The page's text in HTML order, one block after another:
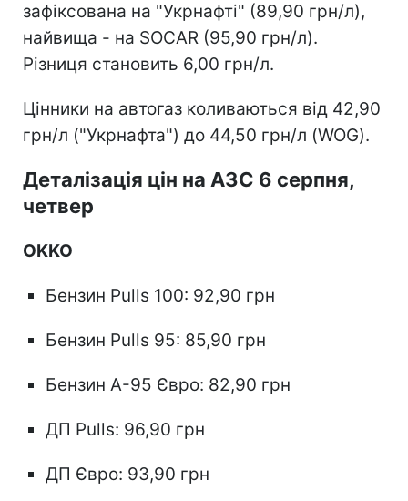
зафіксована на "Укрнафті" (89,90 грн/л),
найвища - на SOCAR (95,90 грн/л).
Різниця становить 6,00 грн/л.
Цінники на автогаз коливаються від 42,90
грн/л ("Укрнафта") до 44,50 грн/л (WOG).
Деталізація цін на АЗС 6 серпня,
четвер
OKKO
Бензин Pulls 100: 92,90 грн
Бензин Pulls 95: 85,90 грн
Бензин А-95 Євро: 82,90 грн
ДП Pulls: 96,90 грн
ДП Євро: 93,90 грн